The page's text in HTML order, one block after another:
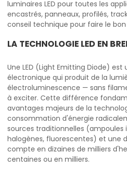
luminaires LED pour toutes les
encastrés, panneaux, profilés,
conseil technique pour faire le bon
LA TECHNOLOGIE LED EN
Une LED (Light Emitting Diode)
électronique qui produit de la
électroluminescence — sans
à exciter. Cette différence
avantages majeurs de la
consommation d'énergie
sources traditionnelles (ampoules
halogènes, fluorescentes) et une
compte en dizaines de milliers
centaines ou en milliers.